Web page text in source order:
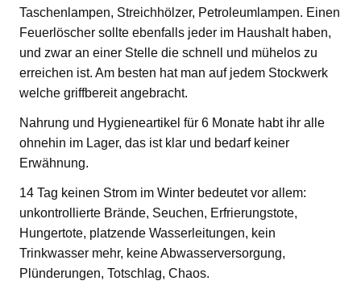
Taschenlampen, Streichhölzer, Petroleumlampen. Einen
Feuerlöscher sollte ebenfalls jeder im Haushalt haben,
und zwar an einer Stelle die schnell und mühelos zu
erreichen ist. Am besten hat man auf jedem Stockwerk
welche griffbereit angebracht.
Nahrung und Hygieneartikel für 6 Monate habt ihr alle
ohnehin im Lager, das ist klar und bedarf keiner
Erwähnung.
14 Tag keinen Strom im Winter bedeutet vor allem:
unkontrollierte Brände, Seuchen, Erfrierungstote,
Hungertote, platzende Wasserleitungen, kein
Trinkwasser mehr, keine Abwasserversorgung,
Plünderungen, Totschlag, Chaos.